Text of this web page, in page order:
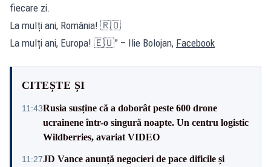
fiecare zi.
La mulți ani, România! 🇷🇴
La mulți ani, Europa! 🇪🇺” – Ilie Bolojan, Facebook
CITEȘTE ȘI
11:43Rusia susține că a doborât peste 600 drone
ucrainene într-o singură noapte. Un centru logistic
Wildberries, avariat VIDEO
11:27JD Vance anunță negocieri de pace dificile și